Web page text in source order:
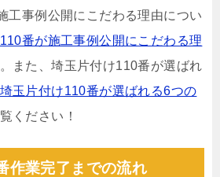
工事例公開にこだわる理由につい
番が施工事例公開にこだわる理
また、埼玉片付け110番が選ばれ
埼玉片付け110番が選ばれる6つの
ください！
作業完了までの流れ